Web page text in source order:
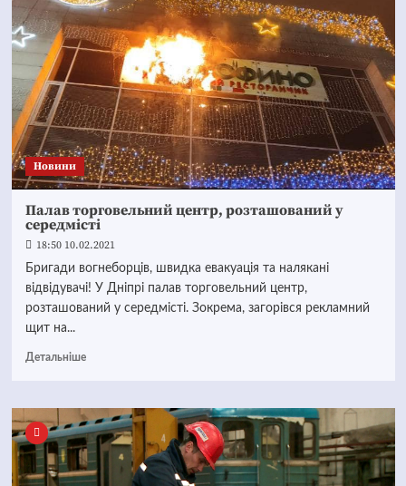
Новини
Палав торговельний центр, розташований у
середмісті
18:50 10.02.2021
Бригади вогнеборців, швидка евакуація та налякані
відвідувачі! У Дніпрі палав торговельний центр,
розташований у середмісті. Зокрема, загорівся рекламний
щит на...
Детальніше